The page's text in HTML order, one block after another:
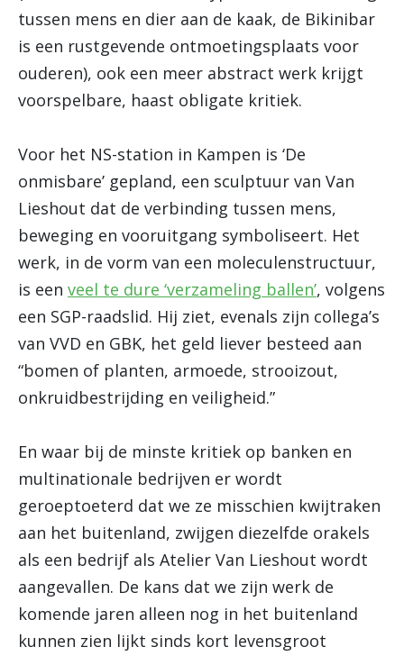
tussen mens en dier aan de kaak, de Bikinibar
is een rustgevende ontmoetingsplaats voor
ouderen), ook een meer abstract werk krijgt
voorspelbare, haast obligate kritiek.
Voor het NS-station in Kampen is ‘De
onmisbare’ gepland, een sculptuur van Van
Lieshout dat de verbinding tussen mens,
beweging en vooruitgang symboliseert. Het
werk, in de vorm van een moleculenstructuur,
is een veel te dure ‘verzameling ballen’, volgens
een SGP-raadslid. Hij ziet, evenals zijn collega’s
van VVD en GBK, het geld liever besteed aan
“bomen of planten, armoede, strooizout,
onkruidbestrijding en veiligheid.”
En waar bij de minste kritiek op banken en
multinationale bedrijven er wordt
geroeptoeterd dat we ze misschien kwijtraken
aan het buitenland, zwijgen diezelfde orakels
als een bedrijf als Atelier Van Lieshout wordt
aangevallen. De kans dat we zijn werk de
komende jaren alleen nog in het buitenland
kunnen zien lijkt sinds kort levensgroot